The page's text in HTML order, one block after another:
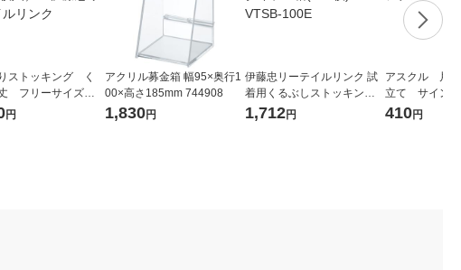
ストッキング く
フリーサイズ V
1箱（100枚入）
円
アクリル募金箱 幅95×奥行1
00×高さ185mm 744908
1,830円
伊藤忠リーテイルリンク 試
着用くるぶしストッキング
エコノミータイプ 1箱(100
1,712円
アスクル 片
立て サイン
横 1個 オリ
410円